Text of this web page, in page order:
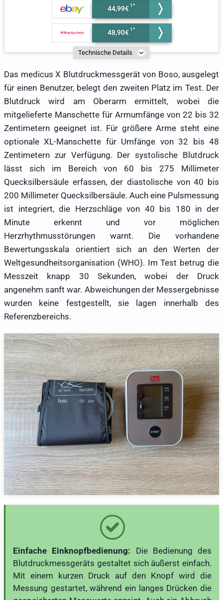
44,99€
48,90€
Technische Details
Das medicus X Blutdruckmessgerät von Boso, ausgelegt
für einen Benutzer, belegt den zweiten Platz im Test. Der
Blutdruck wird am Oberarm ermittelt, wobei die
mitgelieferte Manschette für Armumfänge von 22 bis 32
Zentimetern geeignet ist. Für größere Arme steht eine
optionale XL-Manschette für Umfänge von 32 bis 48
Zentimetern zur Verfügung. Der systolische Blutdruck
lässt sich im Bereich von 60 bis 275 Millimeter
Quecksilbersäule erfassen, der diastolische von 40 bis
200 Millimeter Quecksilbersäule. Auch eine Pulsmessung
ist integriert, die Herzschläge von 40 bis 180 in der
Minute erkennt und vor möglichen
Herzrhythmusstörungen warnt. Die vorhandene
Bewertungsskala orientiert sich an den Werten der
Weltgesundheitsorganisation (WHO). Im Test betrug die
Messzeit knapp 30 Sekunden, wobei der Druck
angenehm sanft war. Abweichungen der Messergebnisse
wurden keine festgestellt, sie lagen innerhalb des
Referenzbereichs.
Einfache Einknopfbedienung: Die Bedienung des
Blutdruckmessgeräts gestaltet sich äußerst einfach.
Mit einem kurzen Druck auf den Knopf wird die
Messung gestartet, während ein langes Drücken die